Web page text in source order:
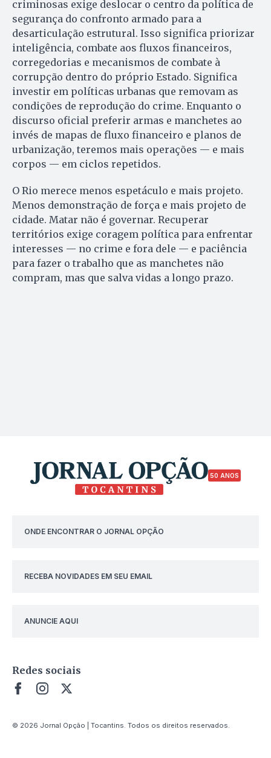
criminosas exige deslocar o centro da política de
segurança do confronto armado para a
desarticulação estrutural. Isso significa priorizar
inteligência, combate aos fluxos financeiros,
corregedorias e mecanismos de combate à
corrupção dentro do próprio Estado. Significa
investir em políticas urbanas que removam as
condições de reprodução do crime. Enquanto o
discurso oficial preferir armas e manchetes ao
invés de mapas de fluxo financeiro e planos de
urbanização, teremos mais operações — e mais
corpos — em ciclos repetidos.
O Rio merece menos espetáculo e mais projeto.
Menos demonstração de força e mais projeto de
cidade. Matar não é governar. Recuperar
territórios exige coragem política para enfrentar
interesses — no crime e fora dele — e paciência
para fazer o trabalho que as manchetes não
compram, mas que salva vidas a longo prazo.
50 ANOS
ONDE ENCONTRAR O JORNAL OPÇÃO
RECEBA NOVIDADES EM SEU EMAIL
ANUNCIE AQUI
Redes sociais
© 2026 Jornal Opção | Tocantins. Todos os direitos reservados.